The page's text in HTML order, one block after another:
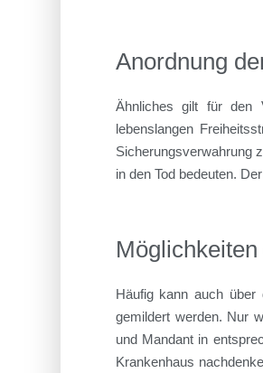
Anordnung
Ähnliches gilt für den
lebenslangen
Sicherungsverwahrung
in den Tod bedeuten.
Häufig kann auch über
gemildert werden. Nur
und Mandant in
Krankenhaus